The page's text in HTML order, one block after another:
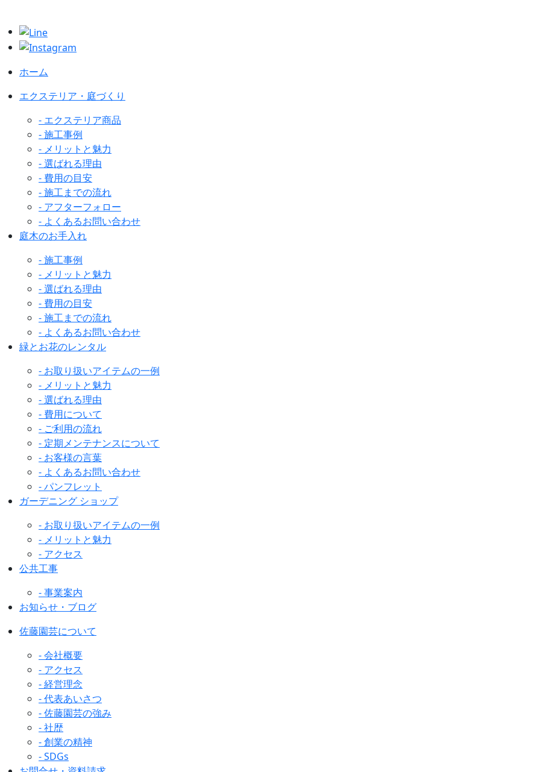
ホーム
エクステリア・庭づくり
- エクステリア商品
- 施工事例
- メリットと魅力
- 選ばれる理由
- 費用の目安
- 施工までの流れ
- アフターフォロー
- よくあるお問い合わせ
庭木のお手入れ
- 施工事例
- メリットと魅力
- 選ばれる理由
- 費用の目安
- 施工までの流れ
- よくあるお問い合わせ
緑とお花のレンタル
- お取り扱いアイテムの一例
- メリットと魅力
- 選ばれる理由
- 費用について
- ご利用の流れ
- 定期メンテナンスについて
- お客様の言葉
- よくあるお問い合わせ
- パンフレット
ガーデニング ショップ
- お取り扱いアイテムの一例
- メリットと魅力
- アクセス
公共工事
- 事業案内
お知らせ・ブログ
佐藤園芸について
- 会社概要
- アクセス
- 経営理念
- 代表あいさつ
- 佐藤園芸の強み
- 社歴
- 創業の精神
- SDGs